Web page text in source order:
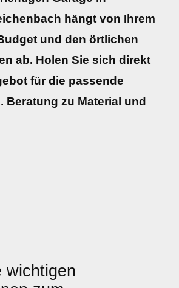
hängt von Ihrem
und den örtlichen
ab. Holen Sie sich direkt
für die passende
Beratung zu Material und
wichtigen